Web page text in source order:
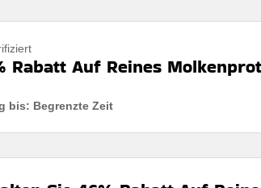
Rabatt Auf Reines
bis: Begrenzte Zeit
Keine mindestausgaben
kunden